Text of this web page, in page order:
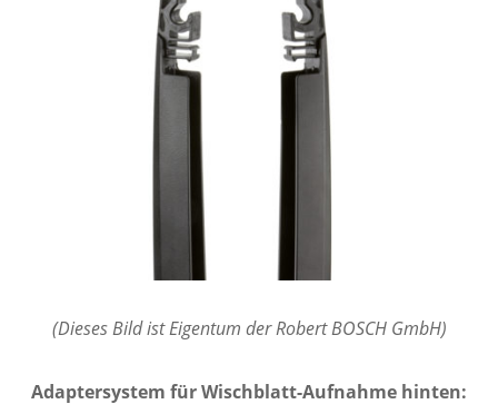
(Dieses Bild ist Eigentum der Robert BOSCH GmbH)
Adaptersystem für Wischblatt-Aufnahme hinten: